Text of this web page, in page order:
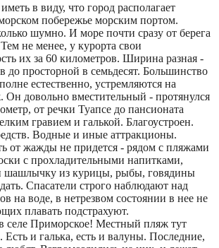
в виду, что город располагает
побережье морским портом.
шумно. И море почти сразу от берега
не менее, у курорта свои
их за 60 километров. Ширина разная -
до просторной в семьдесят. Большинство
естественно, устремляются на
довольно вместительный - протянулся
от речки Туапсе до пансионата
гравием и галькой. Благоустроен.
Водные и иные аттракционы.
от жажды не придется - рядом с пляжами
с прохладительными напитками,
шашлычку из курицы, рыбы, говядины
Спасатели строго наблюдают над
на воде, в нетрезвом состоянии в нее не
плавать подстрахуют.
селе Приморское! Местный пляж тут
и галька, есть и валуны. Последние,